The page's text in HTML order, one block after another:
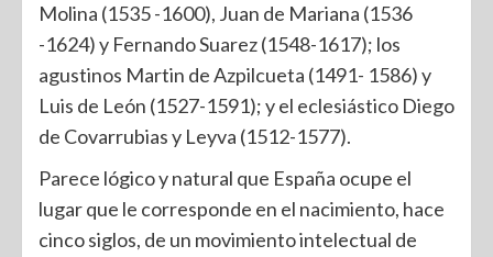
Molina (1535 -1600), Juan de Mariana (1536
-1624) y Fernando Suarez (1548-1617); los
agustinos Martin de Azpilcueta (1491- 1586) y
Luis de León (1527-1591); y el eclesiástico Diego
de Covarrubias y Leyva (1512-1577).
Parece lógico y natural que España ocupe el
lugar que le corresponde en el nacimiento, hace
cinco siglos, de un movimiento intelectual de